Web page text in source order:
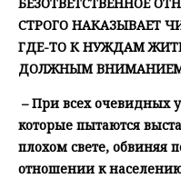
БЕЗОТВЕТСТВЕННОЕ
СТРОГО НАКАЗЫВАЕТ
ГДЕ-ТО К НУЖДАМ
ДОЛЖНЫМ
– При всех очевидных
которые пытаются
плохом свете, обвиняя
отношении к